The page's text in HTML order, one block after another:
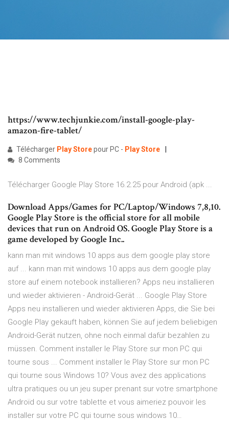
https://www.techjunkie.com/install-google-play-
amazon-fire-tablet/
Télécharger PlayStorepour PC - PlayStore
8 Comments
Télécharger Google Play Store 16.2.25 pour Android (apk ...
Download Apps/Games for PC/Laptop/Windows 7,8,10.
Google Play Store is the official store for all mobile
devices that run on Android OS. Google Play Store is a
game developed by Google Inc..
kann man mit windows 10 apps aus dem google play store
auf ... kann man mit windows 10 apps aus dem google play
store auf einem notebook installieren? Apps neu installieren
und wieder aktivieren - Android-Gerät ... Google Play Store
Apps neu installieren und wieder aktivieren Apps, die Sie bei
Google Play gekauft haben, können Sie auf jedem beliebigen
Android-Gerät nutzen, ohne noch einmal dafür bezahlen zu
müssen. Comment installer le Play Store sur mon PC qui
tourne sous ... Comment installer le Play Store sur mon PC
qui tourne sous Windows 10? Vous avez des applications
ultra pratiques ou un jeu super prenant sur votre smartphone
Androïd ou sur votre tablette et vous aimeriez pouvoir les
installer sur votre PC qui tourne sous windows 10…